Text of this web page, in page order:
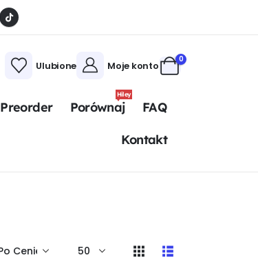
Ulubione Moje konto
0
Preorder Porównaj
Hiley
FAQ
Kontakt